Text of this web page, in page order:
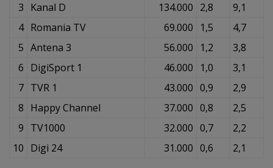
3 Kanal D 134.000 2,8
9,1
4 Romania TV 69.000 1,5
4,7
5 Antena 3 56.000 1,2
3,8
6 DigiSport 1 46.000 1,0
3,1
7 TVR 1 43.000 0,9
2,9
8 Happy Channel 37.000 0,8
2,5
9 TV1000 32.000 0,7
2,2
10 Digi 24 31.000 0,6 2,1